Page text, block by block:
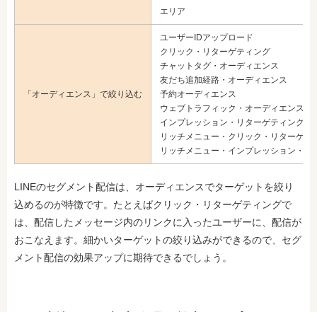
エリア
「オーディエンス」で絞り込む
ユーザーIDアップロード
クリック・リターゲティング
チャットタグ・オーディエンス
友だち追加経路・オーディエンス
予約オーディエンス
ウェブトラフィック・オーディエンス
インプレッション・リターゲティング
リッチメニュー・クリック・リターゲテ
リッチメニュー・インプレッション・リ
LINEのセグメント配信は、オーディエンスでターゲットを絞り
込めるのが特徴です。たとえばクリック・リターゲティングで
は、配信したメッセージ内のリンクに入ったユーザーに、配信が
おこなえます。細かいターゲットの絞り込みができるので、セグ
メント配信の効果アップに期待できるでしょう。